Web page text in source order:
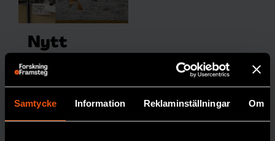
Samtycke Information Reklaminställningar Om
Nytt
frysrum på
Naturhistor
iska säkrar
forskning